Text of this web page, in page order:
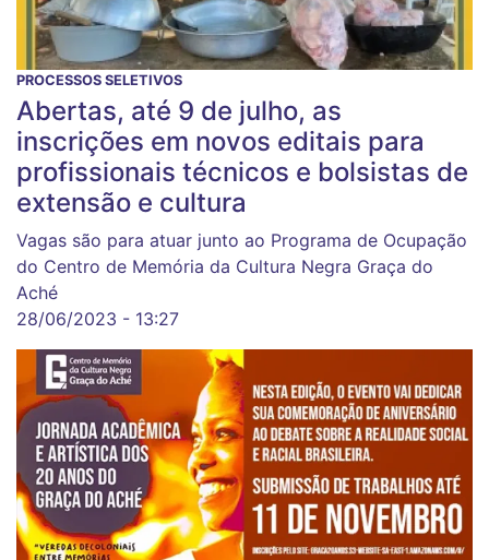
PROCESSOS SELETIVOS
Abertas, até 9 de julho, as
inscrições em novos editais para
profissionais técnicos e bolsistas de
extensão e cultura
Vagas são para atuar junto ao Programa de Ocupação
do Centro de Memória da Cultura Negra Graça do
Aché
28/06/2023 - 13:27